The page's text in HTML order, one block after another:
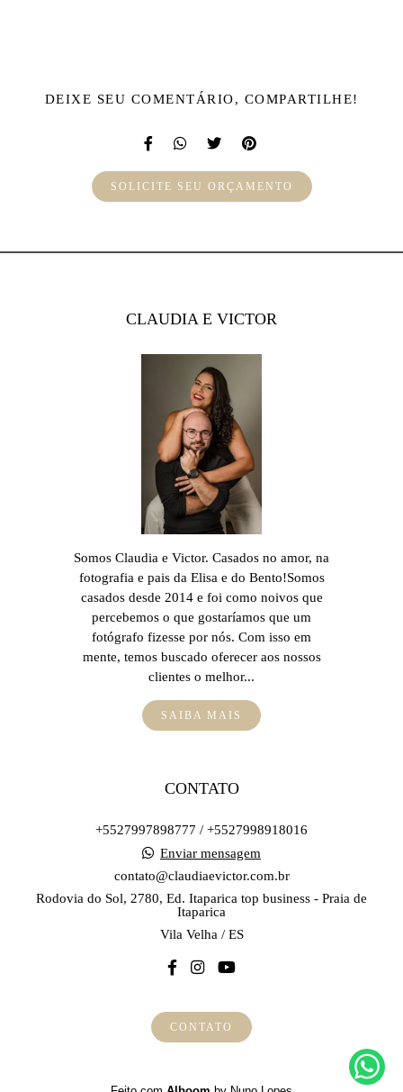
DEIXE SEU COMENTÁRIO, COMPARTILHE!
SOLICITE SEU ORÇAMENTO
CLAUDIA E VICTOR
Somos Claudia e Victor. Casados no amor, na
fotografia e pais da Elisa e do Bento!Somos
casados desde 2014 e foi como noivos que
percebemos o que gostaríamos que um
fotógrafo fizesse por nós. Com isso em
mente, temos buscado oferecer aos nossos
clientes o melhor...
SAIBA MAIS
CONTATO
+5527997898777 / +5527998918016
Enviar mensagem
contato@claudiaevictor.com.br
Rodovia do Sol, 2780, Ed. Itaparica top business - Praia de
Itaparica
Vila Velha / ES
CONTATO